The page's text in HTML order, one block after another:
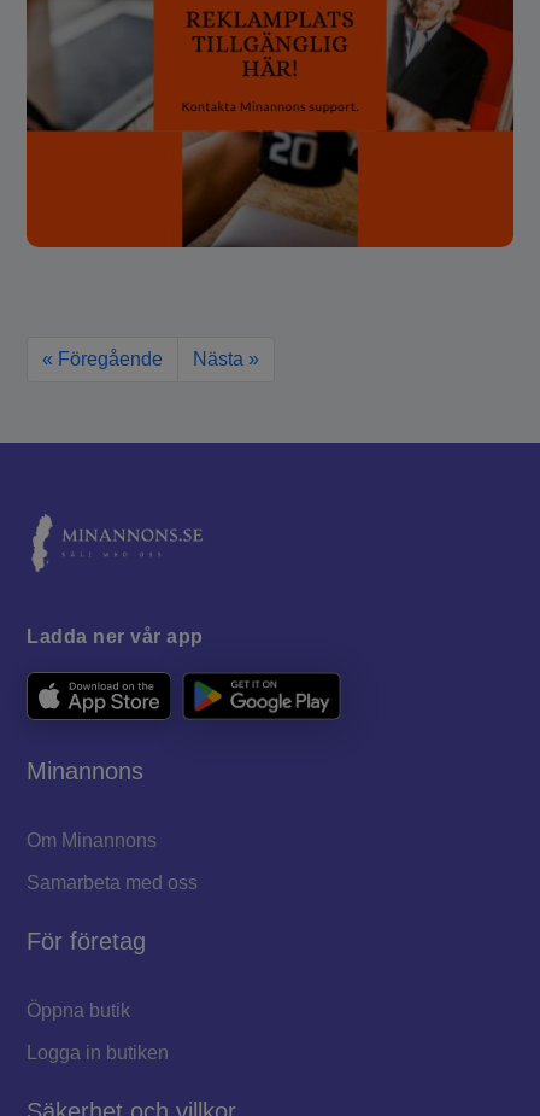
« Föregående Nästa »
Ladda ner vår app
Minannons
Om Minannons
Samarbeta med oss
För företag
Öppna butik
Logga in butiken
Säkerhet och villkor